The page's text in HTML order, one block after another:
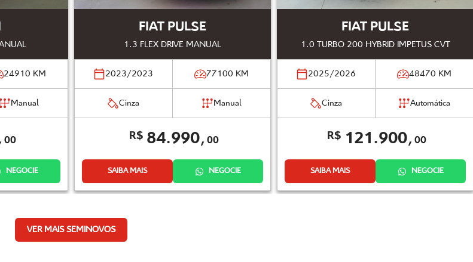
24910 KM
Manual
00
NEGOCIE
FIAT PULSE
1.3 FLEX DRIVE MANUAL
2023/2023 77100 KM
Cinza Manual
R$84.990, 00
SAIBA MAIS NEGOCIE
FIAT PULSE
1.0 TURBO 200 HYBRID IMPETUS CVT
2025/2026 48470 KM
Cinza Automática
R$121.900, 00
SAIBA MAIS NEGOCIE
VER MAIS SEMINOVOS